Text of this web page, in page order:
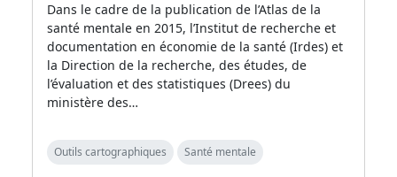
Dans le cadre de la publication de l’Atlas de la
santé mentale en 2015, l’Institut de recherche et
documentation en économie de la santé (Irdes) et
la Direction de la recherche, des études, de
l’évaluation et des statistiques (Drees) du
ministère des…
Outils cartographiques Santé mentale